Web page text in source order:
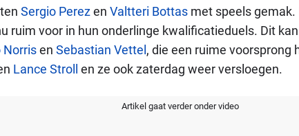
Sergio Perezen Valtteri Bottasmet speels gemak.
ruim voor in hun onderlinge kwalificatieduels. Dit
Norrisen Sebastian Vettel , die een ruime voorsprong
Lance Stroll en ze ook zaterdag weer versloegen.
Artikel gaat verder onder video